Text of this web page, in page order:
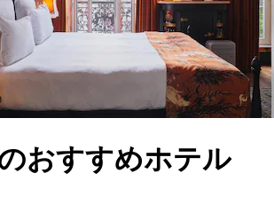
おすすめホテル